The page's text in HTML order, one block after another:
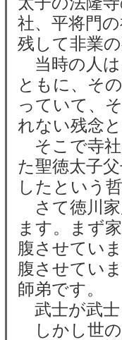
社、平将門
残して非業
当時の人は
ともに、そ
っていて、
れない残念と
そこで寺社
た聖徳太子
したという
さて徳川家
ます。まず
腹させてい
腹させてい
師弟です。
武士が武士
しかし世の